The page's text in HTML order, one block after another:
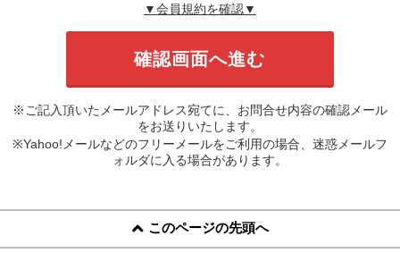
▼会員規約を確認▼
※ご記入頂いたメールアドレス宛てに、お問合せ内容の確認メール
をお送りいたします。
※Yahoo!メールなどのフリーメールをご利用の場合、迷惑メールフ
ォルダに入る場合があります。
このページの先頭へ